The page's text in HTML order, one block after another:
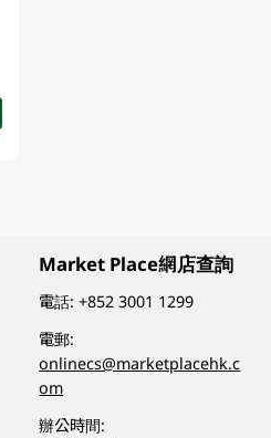
Market Place網店查詢
電話:+852 3001 1299
電郵:
onlinecs@marketplacehk.c
om
辦公時間: